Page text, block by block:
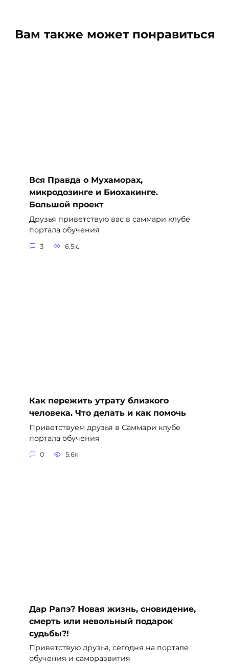
Вам также может понравиться
Вся Правда о Мухаморах,
микродозинге и Биохакинге.
Большой проект
Друзья приветствую вас в саммари клубе
портала обучения
3 6.5к.
Как пережить утрату близкого
человека. Что делать и как помочь
Приветствуем друзья в Саммари клубе
портала обучения
0 5.6к.
Дар Рапэ? Новая жизнь, сновидение,
смерть или невольный подарок
судьбы?!
Приветствую друзья, сегодня на портале
обучения и саморазвития